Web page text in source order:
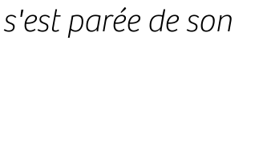
parée de son